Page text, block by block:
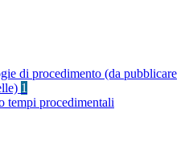
di procedimento (da pubblicare
1
tempi procedimentali